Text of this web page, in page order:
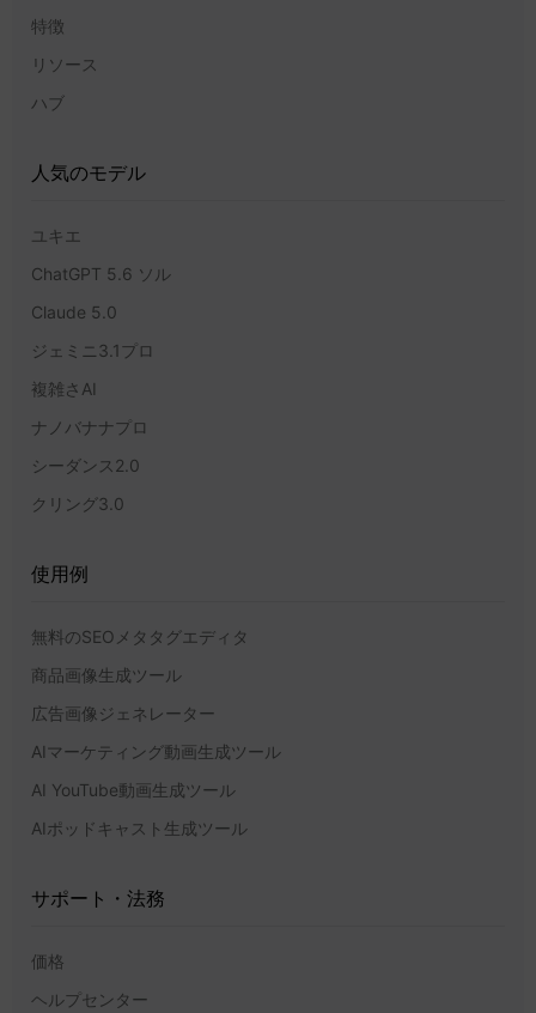
特徴
リソース
ハブ
人気のモデル
ユキエ
ChatGPT 5.6 ソル
Claude 5.0
ジェミニ3.1プロ
複雑さAI
ナノバナナプロ
シーダンス2.0
クリング3.0
使用例
無料のSEOメタタグエディタ
商品画像生成ツール
広告画像ジェネレーター
AIマーケティング動画生成ツール
AI YouTube動画生成ツール
AIポッドキャスト生成ツール
サポート・法務
価格
ヘルプセンター